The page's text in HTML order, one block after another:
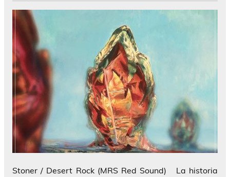
Stoner / Desert Rock (MRS Red Sound) La historia